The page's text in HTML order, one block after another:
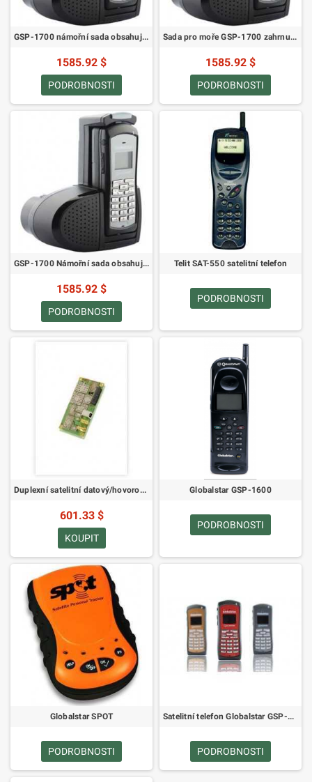
GSP-1700 námořní sada obsahuje (GSP-1700S-EU, GIK-1700-MR, GIK-86-EXTEND, GPH-1700, GDC-1700-CBL, GDC-1700CD-EU)
1585.92 $
PODROBNOSTI
Sada pro moře GSP-1700 zahrnuje (GSP-1700C-EU, GIK-1700-MR, GIK-32-EXTEND, GPH-1700, GDC-1700-CBL, GDC-1700CD-EU)
1585.92 $
PODROBNOSTI
GSP-1700 Námořní sada obsahuje (GSP-1700C-EU, GIK-1700-MR, GIK-47-EXTEND, GPH-1700, GDC-1700-CBL, GDC-1700CD-EU)
1585.92 $
PODROBNOSTI
Telit SAT-550 satelitní telefon
PODROBNOSTI
Duplexní satelitní datový/hovorový transceiver Qualcomm (pouze deska)
601.33 $
KOUPIT
Globalstar GSP-1600
PODROBNOSTI
Globalstar SPOT
PODROBNOSTI
Satelitní telefon Globalstar GSP-1700
PODROBNOSTI